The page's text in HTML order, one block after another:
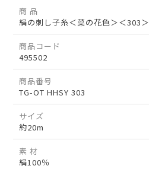
商 品
絹の刺し子糸＜菜の花色＞＜303＞
商品コード
495502
商品番号
TG-OT HHSY 303
サイズ
約20m
素 材
絹100％